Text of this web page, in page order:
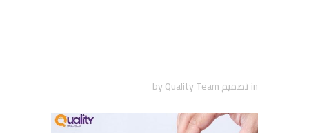
inتصميم byQuality Team